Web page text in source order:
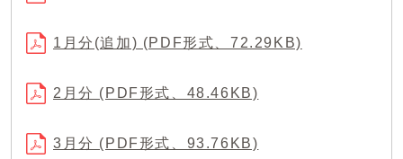
1月分(追加) (PDF形式、72.29KB)
2月分 (PDF形式、48.46KB)
3月分 (PDF形式、93.76KB)